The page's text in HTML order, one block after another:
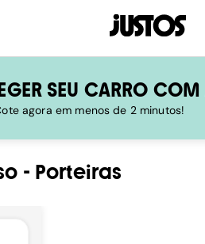
SEU CARRO COM
agora em menos de 2 minutos!
- Porteiras